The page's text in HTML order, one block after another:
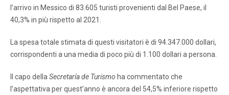
l’arrivo in Messico di 83.605 turisti provenienti dal Bel Paese, il
40,3% in più rispetto al 2021.
La spesa totale stimata di questi visitatori è di 94.347.000 dollari,
corrispondenti a una media di poco più di 1.100 dollari a persona.
Il capo della Secretaría de Turismo ha commentato che
l’aspettativa per quest’anno è ancora del 54,5% inferiore rispetto